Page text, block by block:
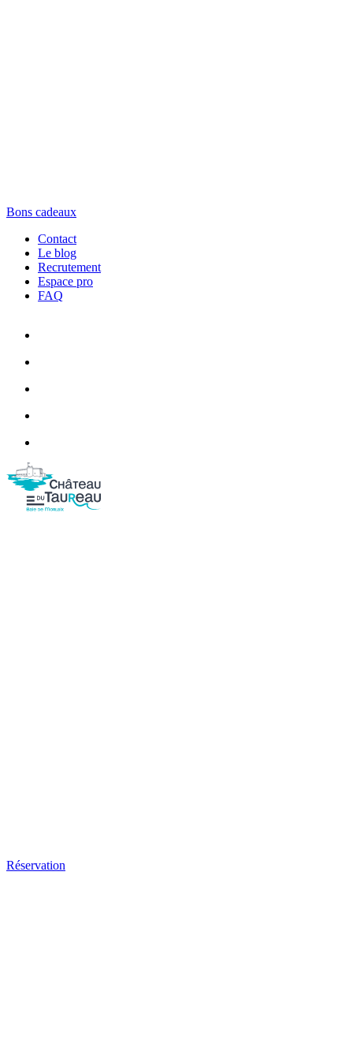
Bons cadeaux
Contact
Le blog
Recrutement
Espace pro
FAQ
Réservation